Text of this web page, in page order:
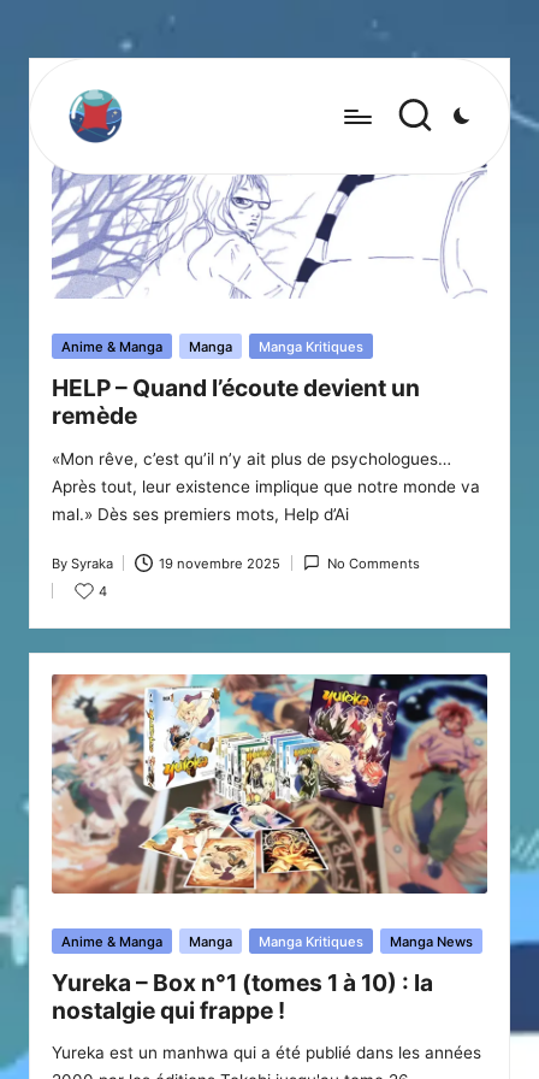
Posted
Anime & Manga Manga Manga Kritiques
HELP – Quand l’écoute devient un
remède
«Mon rêve, c’est qu’il n’y ait plus de psychologues…
Après tout, leur existence implique que notre monde va
mal.» Dès ses premiers mots, Help d’Ai
Posted
by
By Syraka 19 novembre 2025
No Comments
4
Posted
Anime & Manga Manga Manga Kritiques Manga News
Yureka – Box n°1 (tomes 1 à 10) : la
nostalgie qui frappe !
Yureka est un manhwa qui a été publié dans les années